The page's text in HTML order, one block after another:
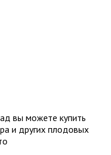
вы можете купить
и других плодовых